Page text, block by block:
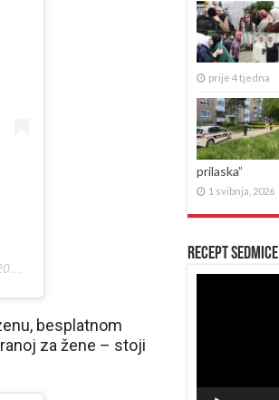
besplatnom
za žene – stoji
prije 4 tjedna
prilaska”
1 svibnja, 2026
Recept sedmice